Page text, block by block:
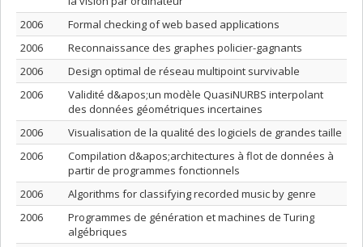
2006
Formal checking of web based applications
2006
Reconnaissance des graphes policier-gagnants
2006
Design optimal de réseau multipoint survivable
2006
Validité d&apos;un modèle QuasiNURBS interpolant
des données géométriques incertaines
2006
Visualisation de la qualité des logiciels de grandes taille
2006
Compilation d&apos;architectures à flot de données à
partir de programmes fonctionnels
2006
Algorithms for classifying recorded music by genre
2006
Programmes de génération et machines de Turing
algébriques